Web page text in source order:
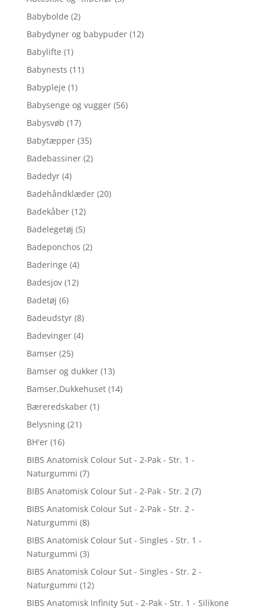
Babybolde (2)
Babydyner og babypuder (12)
Babylifte (1)
Babynests (11)
Babypleje (1)
Babysenge og vugger (56)
Babysvøb (17)
Babytæpper (35)
Badebassiner (2)
Badedyr (4)
Badehåndklæder (20)
Badekåber (12)
Badelegetøj (5)
Badeponchos (2)
Baderinge (4)
Badesjov (12)
Badetøj (6)
Badeudstyr (8)
Badevinger (4)
Bamser (25)
Bamser og dukker (13)
Bamser,Dukkehuset (14)
Bæreredskaber (1)
Belysning (21)
BH'er (16)
BIBS Anatomisk Colour Sut - 2-Pak - Str. 1 -
Naturgummi (7)
BIBS Anatomisk Colour Sut - 2-Pak - Str. 2 (7)
BIBS Anatomisk Colour Sut - 2-Pak - Str. 2 -
Naturgummi (8)
BIBS Anatomisk Colour Sut - Singles - Str. 1 -
Naturgummi (3)
BIBS Anatomisk Colour Sut - Singles - Str. 2 -
Naturgummi (12)
BIBS Anatomisk Infinity Sut - 2-Pak - Str. 1 - Silikone